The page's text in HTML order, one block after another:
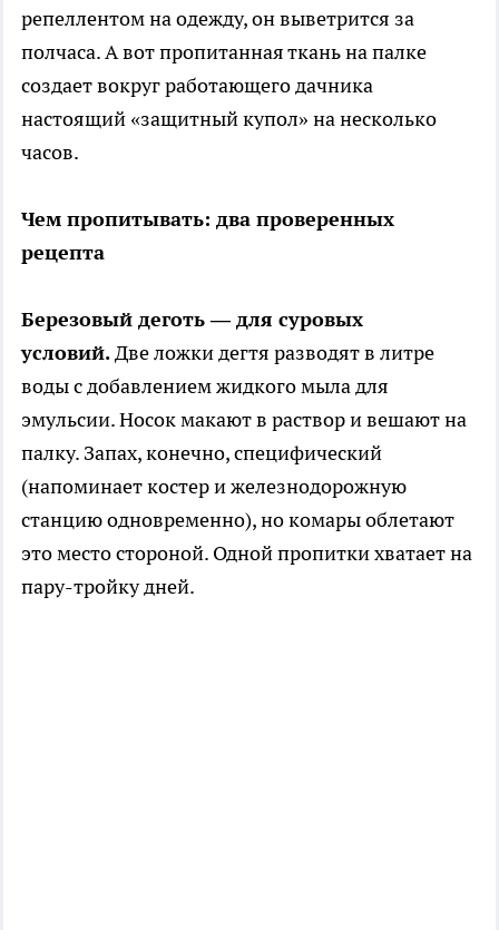
репеллентом на одежду, он выветрится за
полчаса. А вот пропитанная ткань на палке
создает вокруг работающего дачника
настоящий «защитный купол» на несколько
часов.
Чем пропитывать: два проверенных
рецепта
Березовый деготь — для суровых
условий.Две ложки дегтя разводят в литре
воды с добавлением жидкого мыла для
эмульсии. Носок макают в раствор и вешают на
палку. Запах, конечно, специфический
(напоминает костер и железнодорожную
станцию одновременно), но комары облетают
это место стороной. Одной пропитки хватает на
пару-тройку дней.